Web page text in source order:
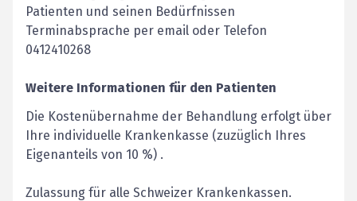
Patienten und seinen Bedürfnissen
Terminabsprache per email oder Telefon
0412410268
Weitere Informationen für den Patienten
Die Kostenübernahme der Behandlung erfolgt über
Ihre individuelle Krankenkasse (zuzüglich Ihres
Eigenanteils von 10 %) .
Zulassung für alle Schweizer Krankenkassen.